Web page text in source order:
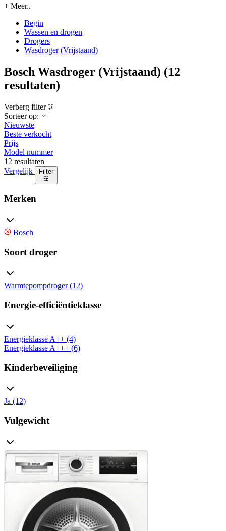
+ Meer..
Begin
Wassen en drogen
Drogers
Wasdroger (Vrijstaand)
Bosch Wasdroger (Vrijstaand) (12
resultaten)
Verberg filter
Sorteer op:
Nieuwste
Beste verkocht
Prijs
Model nummer
12 resultaten
Vergelijk
Filter
Merken
Bosch
Soort droger
Warmtepompdroger (12)
Energie-efficiëntieklasse
Energieklasse A++ (4)
Energieklasse A+++ (6)
Kinderbeveiliging
Ja (12)
Vulgewicht